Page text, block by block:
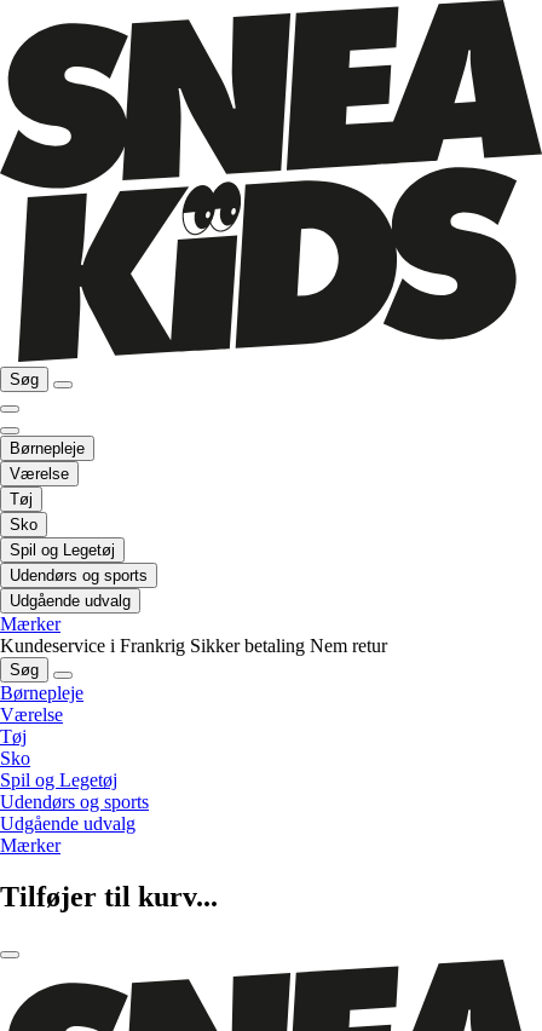
Søg
Børnepleje
Værelse
Tøj
Sko
Spil og Legetøj
Udendørs og sports
Udgående udvalg
Mærker
Kundeservice i Frankrig Sikker betaling Nem retur
Søg
Børnepleje
Værelse
Tøj
Sko
Spil og Legetøj
Udendørs og sports
Udgående udvalg
Mærker
Tilføjer til kurv...